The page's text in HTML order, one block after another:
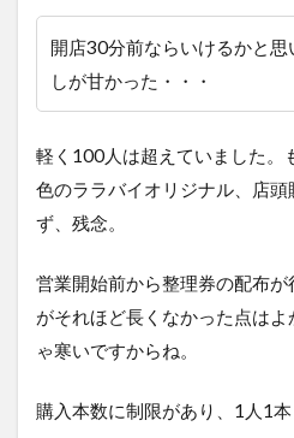
開店30分前ならいけるかと思
しが甘かった・・・
軽く100人は超えていました。
色のララバイオリジナル、店
ず、残念。
営業開始前から整理券の配布
がそれほど長くなかった点は
ゃ寒いですからね。
購入本数に制限があり、1人1本